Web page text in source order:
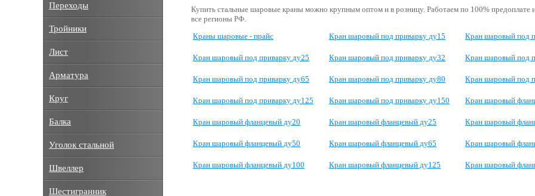
Купить стальные шаровые краны можно крупным оптом и в розницу. Работаем по 100% предоплате и
все регионы РФ.
Краны шаровые - прайс
Кран шаровый под приварку ду15 Кран шаровый под
Кран шаровый под приварку ду25 Кран шаровый под приварку ду32 Кран шаровый под
Кран шаровый под приварку ду65 Кран шаровый под приварку ду80 Кран шаровый под
Кран шаровый под приварку ду125 Кран шаровый под приварку ду150 Кран шаровый
Кран шаровый фланцевый ду20 Кран шаровый фланцевый ду25 Кран шаровый
Кран шаровый фланцевый ду50 Кран шаровый фланцевый ду65 Кран шаровый
Кран шаровый фланцевый ду100 Кран шаровый фланцевый ду125 Кран шаровый
Переходы
Тройники
Лист
Арматура
Круг
Балка
Уголок стальной
Швеллер
Шестигранник